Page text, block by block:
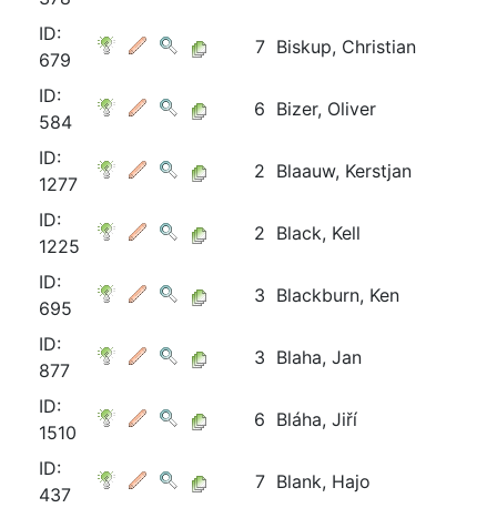
ID:
679
7 Biskup, Christian
ID:
584
6 Bizer, Oliver
ID:
1277
2 Blaauw, Kerstjan
ID:
1225
2 Black, Kell
ID:
695
3 Blackburn, Ken
ID:
877
3 Blaha, Jan
ID:
1510
6 Bláha, Jiří
ID:
437
7 Blank, Hajo